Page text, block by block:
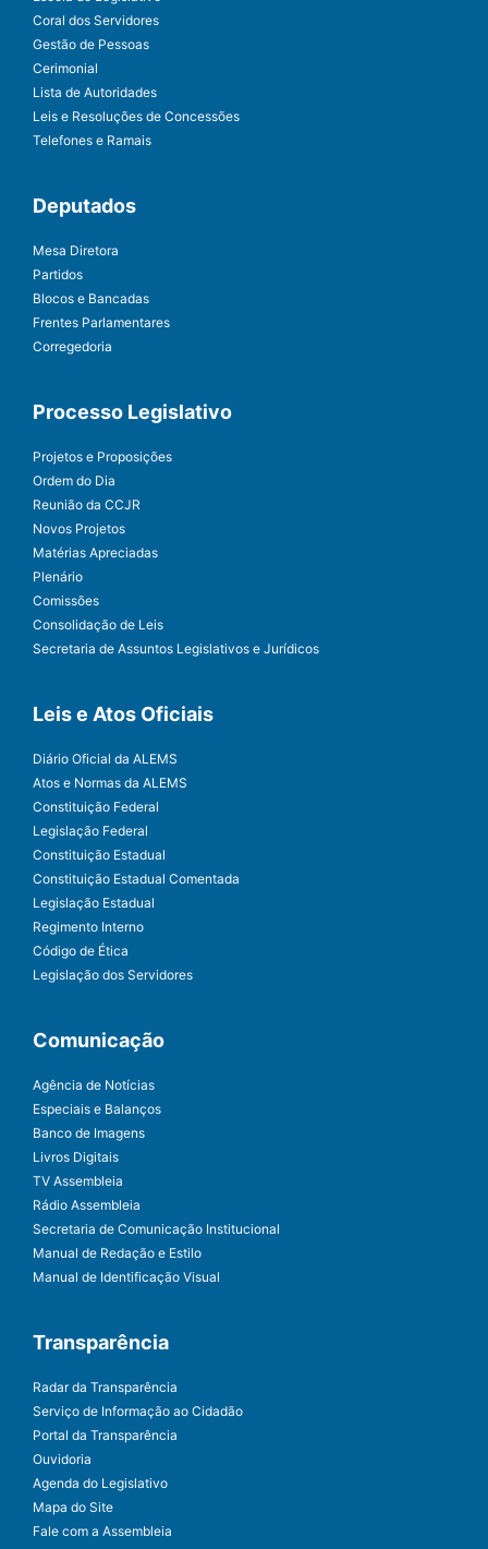
Coral dos Servidores
Gestão de Pessoas
Cerimonial
Lista de Autoridades
Leis e Resoluções de Concessões
Telefones e Ramais
Deputados
Mesa Diretora
Partidos
Blocos e Bancadas
Frentes Parlamentares
Corregedoria
Processo Legislativo
Projetos e Proposições
Ordem do Dia
Reunião da CCJR
Novos Projetos
Matérias Apreciadas
Plenário
Comissões
Consolidação de Leis
Secretaria de Assuntos Legislativos e Jurídicos
Leis e Atos Oficiais
Diário Oficial da ALEMS
Atos e Normas da ALEMS
Constituição Federal
Legislação Federal
Constituição Estadual
Constituição Estadual Comentada
Legislação Estadual
Regimento Interno
Código de Ética
Legislação dos Servidores
Comunicação
Agência de Notícias
Especiais e Balanços
Banco de Imagens
Livros Digitais
TV Assembleia
Rádio Assembleia
Secretaria de Comunicação Institucional
Manual de Redação e Estilo
Manual de Identificação Visual
Transparência
Radar da Transparência
Serviço de Informação ao Cidadão
Portal da Transparência
Ouvidoria
Agenda do Legislativo
Mapa do Site
Fale com a Assembleia